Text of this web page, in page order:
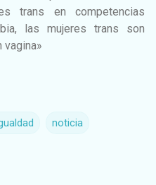
trans en competencias
las mujeres trans son
vagina»
noticia